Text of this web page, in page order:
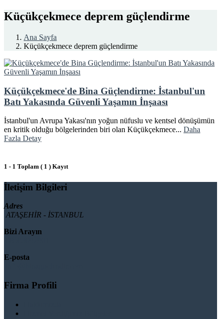
Küçükçekmece deprem güçlendirme
Ana Sayfa
Küçükçekmece deprem güçlendirme
Küçükçekmece'de Bina Güçlendirme: İstanbul'un
Batı Yakasında Güvenli Yaşamın İnşaası
İstanbul'un Avrupa Yakası'nın yoğun nüfuslu ve kentsel dönüşümün
en kritik olduğu bölgelerinden biri olan Küçükçekmece... Daha
Fazla Detay
1 - 1 Toplam ( 1 ) Kayıt
İletişim Bilgileri
Adres
ATAŞEHİR - İSTANBUL
Bizi Arayın
E-posta
Firma Profili